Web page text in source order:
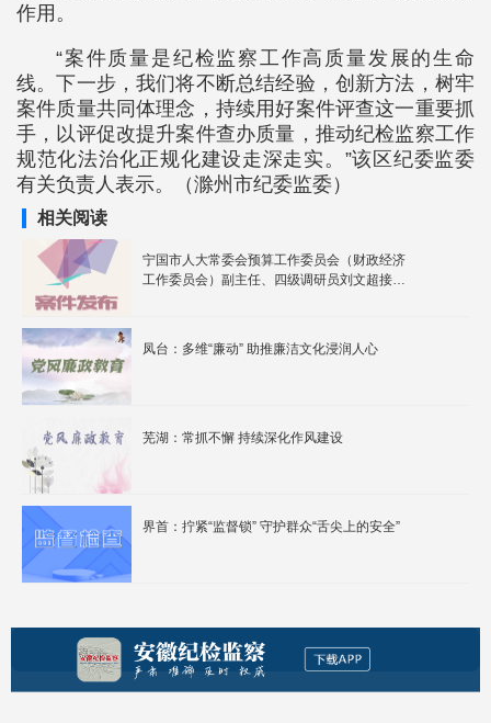
作用。
“案件质量是纪检监察工作高质量发展的生命
线。下一步，我们将不断总结经验，创新方法，树牢
案件质量共同体理念，持续用好案件评查这一重要抓
手，以评促改提升案件查办质量，推动纪检监察工作
规范化法治化正规化建设走深走实。”该区纪委监委
有关负责人表示。（滁州市纪委监委）
相关阅读
宁国市人大常委会预算工作委员会（财政经济
工作委员会）副主任、四级调研员刘文超接受
凤台：多维“廉动” 助推廉洁文化浸润人心
芜湖：常抓不懈 持续深化作风建设
界首：拧紧“监督锁” 守护群众“舌尖上的安全”